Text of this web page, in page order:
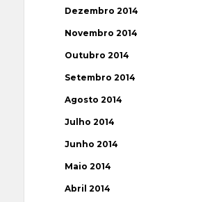
Dezembro 2014
Novembro 2014
Outubro 2014
Setembro 2014
Agosto 2014
Julho 2014
Junho 2014
Maio 2014
Abril 2014